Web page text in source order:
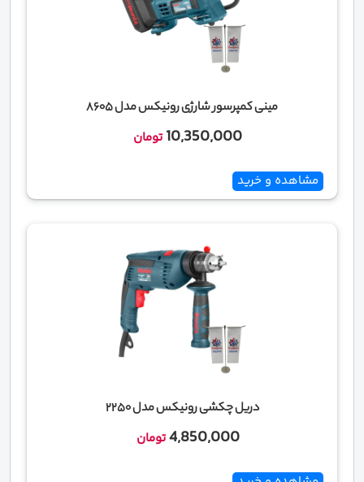
مینی کمپرسور شارژی رونیکس مدل 8605
10,350,000 تومان
مشاهده و خرید
دریل چکشی رونیکس مدل 2250
4,850,000تومان